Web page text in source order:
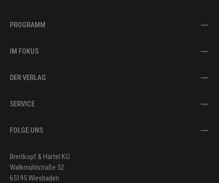
PROGRAMM
IM FOKUS
DER VERLAG
SERVICE
FOLGE UNS
Breitkopf & Härtel KG
Walkmühlstraße 52
65195 Wiesbaden